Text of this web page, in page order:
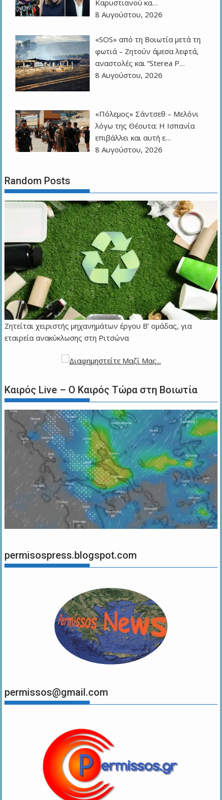
Καρυστιανού κα…
8 Αυγούστου, 2026
«SOS» από τη Βοιωτία μετά τη
φωτιά – Ζητούν άμεσα λεφτά,
αναστολές και “Sterea P…
8 Αυγούστου, 2026
«Πόλεμος» Σάντσεθ – Μελόνι
λόγω της Θέουτα: Η Ισπανία
επιβάλλει και αυτή ε…
8 Αυγούστου, 2026
Random Posts
Ζητείται χειριστής μηχανημάτων έργου Β’ ομάδας, για
εταιρεία ανακύκλωσης στη Ριτσώνα
Καιρός Live – Ο Καιρός Τώρα στη Βοιωτία
permisospress.blogspot.com
permissos@gmail.com